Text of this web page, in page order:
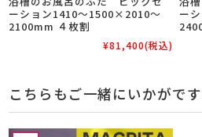
ーション1410～1500×2010～
2100mm ４枚割
¥81,400(税込)
ー
こちらもご一緒にいかがです